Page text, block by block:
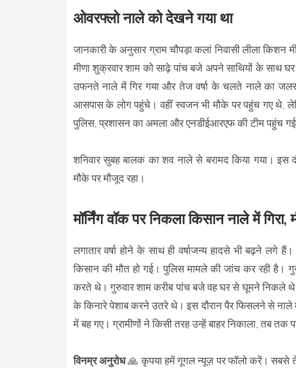
ओवरफ्लो नाले को देखने गया था
जानकारी के अनुसार ग्राम चौपड़ा कलां निवासी लीला
मीणा शुक्रवार शाम को साढ़े पांच बजे अपने साथियों के साथ
उफनते नाले में गिर गया और तेज वर्षा के चलते नाले का
आसपास के लोग पहुंचे। वहीं स्वजन भी मौके पर पहुंच गए थे,
पुलिस, प्रशासन का अमला और एनडीईआरएफ की टीम पहुंच
शनिवार सुबह बालक का शव नाले से बरामद किया गया।
मौके पर मौजूद रहा।
मॉर्निंग वॉक पर निकला किसान नाले में गिरा,
लगातार वर्षा होने के साथ ही वर्षाजन्य हादसे भी बढ़ने
किसान की मौत हो गई। पुलिस मामले की जांच कर रही है।
करते थे। गुरुवार शाम करीब पांच बजे वह घर से घूमने निकले
के किनारे पेशाब करने उतरे थे। इस दौरान पैर फिसलने से नाले
में बह गए। ग्रामीणों ने किसी तरह उन्हें बाहर निकाला, तब तक
विनम्र अनुरोध🙏 कृपया हमें गूगल न्यूज़ पर फॉलो करें। सबसे